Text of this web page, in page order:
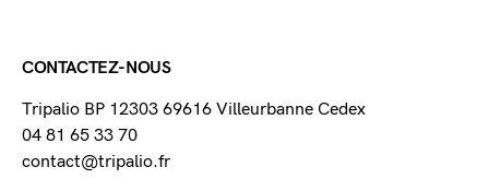
CONTACTEZ-NOUS
Tripalio BP 12303 69616 Villeurbanne Cedex
04 81 65 33 70
contact@tripalio.fr